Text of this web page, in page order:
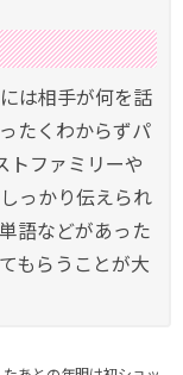
は相手が何を話
たくわからずパ
トファミリーや
っかり伝えられ
語などがあった
もらうことが大